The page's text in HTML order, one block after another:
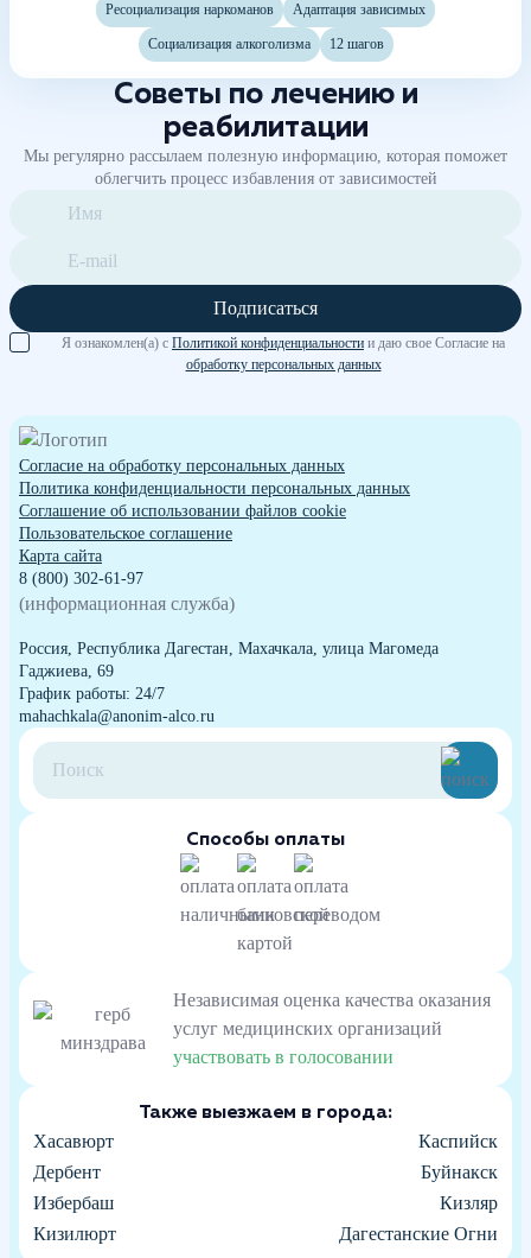
Ресоциализация наркоманов Адаптация зависимых
Социализация алкоголизма 12 шагов
Советы по лечению и
реабилитации
Мы регулярно рассылаем полезную информацию, которая поможет
облегчить процесс избавления от зависимостей
Подписаться
Я ознакомлен(а) с Политикой конфиденциальности и даю свое Согласие на
обработку персональных данных
Согласие на обработку персональных данных
Политика конфиденциальности персональных данных
Cоглашение об использовании файлов cookie
Пользовательское соглашение
Карта сайта
8 (800) 302-61-97
(информационная служба)
Россия, Республика Дагестан, Махачкала, улица Магомеда
Гаджиева, 69
График работы: 24/7
mahachkala@anonim-alco.ru
Способы оплаты
Независимая оценка качества оказания
услуг медицинских организаций
участвовать в голосовании
Также выезжаем в города:
Хасавюрт
Каспийск
Дербент
Буйнакск
Избербаш
Кизляр
Кизилюрт
Дагестанские Огни